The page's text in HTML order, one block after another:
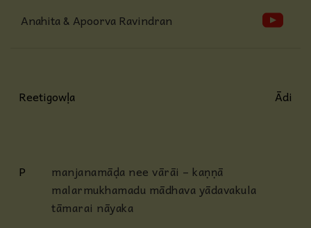
Anahita & Apoorva Ravindran
Reetigowḷa Ādi
P
manjanamāḍa nee vārāi – kaṇṇā
malarmukhamadu mādhava yādavakula
tāmarai nāyaka